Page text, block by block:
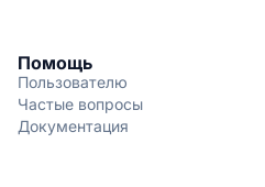
Помощь
Пользователю
Частые вопросы
Документация